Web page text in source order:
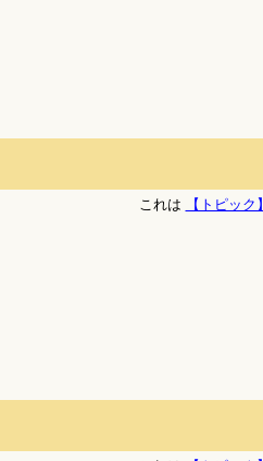
これは
【トピック】